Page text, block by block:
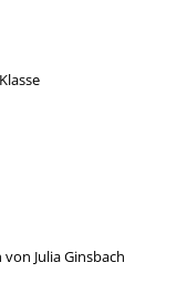
Julia Ginsbach